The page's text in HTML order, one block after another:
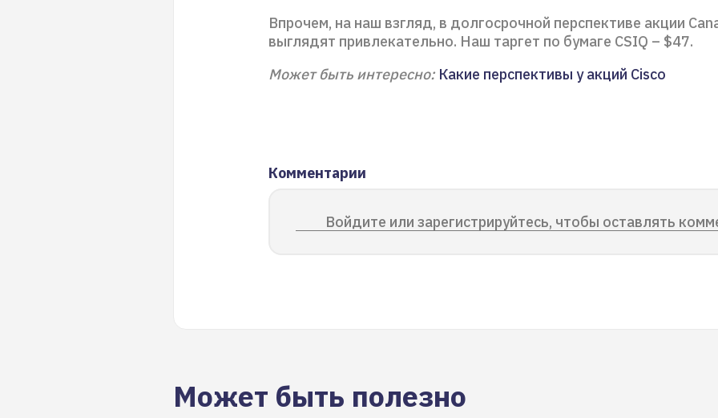
Впрочем, на наш взгляд, в долгосрочной перспективе акции
выглядят привлекательно. Наш таргет по бумаге CSIQ – $47.
Может быть интересно: Какие перспективы у акций Cisco
Комментарии
Войдите или зарегистрируйтесь, чтобы оставлять
Может быть полезно